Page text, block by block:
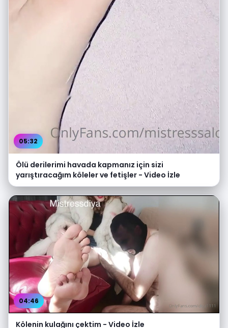
05:32
Ölü derilerimi havada kapmanız için sizi
yarıştıracağım köleler ve fetişler - Video İzle
04:46
Kölenin kulağını çektim - Video İzle